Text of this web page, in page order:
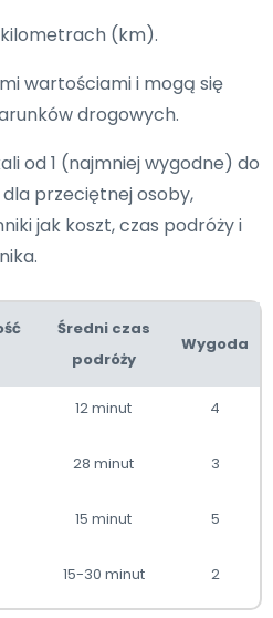
(km).
wartościami i mogą się
drogowych.
od 1 (najmniej wygodne) do
przeciętnej osoby,
jak koszt, czas podróży i
Średni czas
podróży
Wygoda
12 minut 4
28 minut 3
15 minut 5
15-30 minut 2